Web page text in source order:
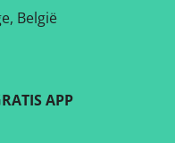
België
APP